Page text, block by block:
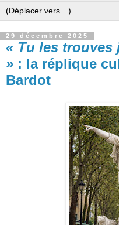
29 décembre 2025
« Tu les trouves
» : la réplique
Bardot